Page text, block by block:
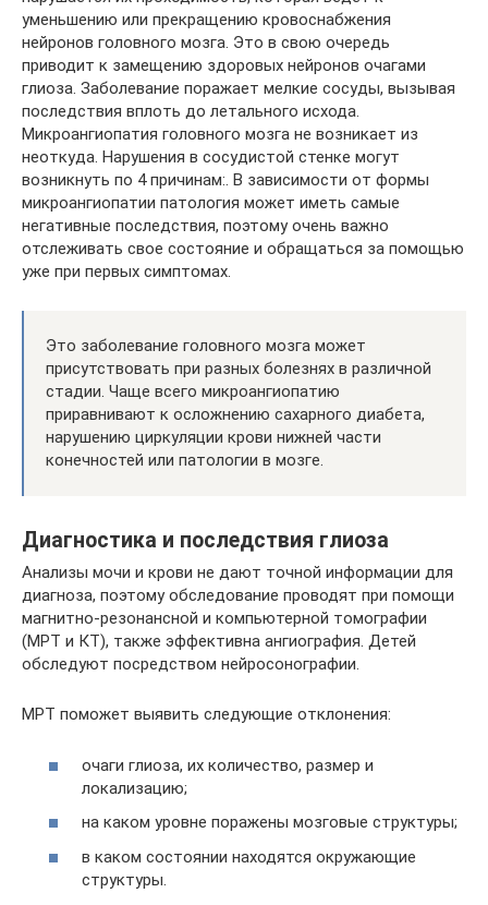
уменьшению или прекращению кровоснабжения
нейронов головного мозга. Это в свою очередь
приводит к замещению здоровых нейронов очагами
глиоза. Заболевание поражает мелкие сосуды, вызывая
последствия вплоть до летального исхода.
Микроангиопатия головного мозга не возникает из
неоткуда. Нарушения в сосудистой стенке могут
возникнуть по 4 причинам:. В зависимости от формы
микроангиопатии патология может иметь самые
негативные последствия, поэтому очень важно
отслеживать свое состояние и обращаться за помощью
уже при первых симптомах.
Это заболевание головного мозга может
присутствовать при разных болезнях в различной
стадии. Чаще всего микроангиопатию
приравнивают к осложнению сахарного диабета,
нарушению циркуляции крови нижней части
конечностей или патологии в мозге.
Диагностика и последствия глиоза
Анализы мочи и крови не дают точной информации для
диагноза, поэтому обследование проводят при помощи
магнитно-резонансной и компьютерной томографии
(МРТ и КТ), также эффективна ангиография. Детей
обследуют посредством нейросонографии.
МРТ поможет выявить следующие отклонения:
очаги глиоза, их количество, размер и
локализацию;
на каком уровне поражены мозговые структуры;
в каком состоянии находятся окружающие
структуры.